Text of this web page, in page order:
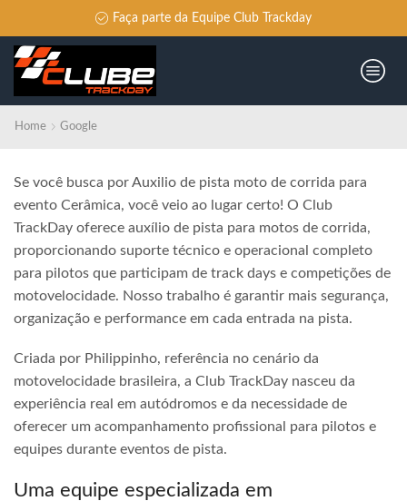
Faça parte da Equipe Club Trackday
Home Google
Se você busca por Auxilio de pista moto de corrida para
evento Cerâmica, você veio ao lugar certo! O Club
TrackDay oferece auxílio de pista para motos de corrida,
proporcionando suporte técnico e operacional completo
para pilotos que participam de track days e competições de
motovelocidade. Nosso trabalho é garantir mais segurança,
organização e performance em cada entrada na pista.
Criada por Philippinho, referência no cenário da
motovelocidade brasileira, a Club TrackDay nasceu da
experiência real em autódromos e da necessidade de
oferecer um acompanhamento profissional para pilotos e
equipes durante eventos de pista.
Uma equipe especializada em